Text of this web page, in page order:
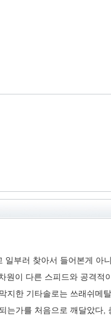
부러 찾아서 들어본게 아
이 다른 스피드와 공격적
한 기타솔로는 쓰래쉬메
는가를 처음으로 깨달았다,